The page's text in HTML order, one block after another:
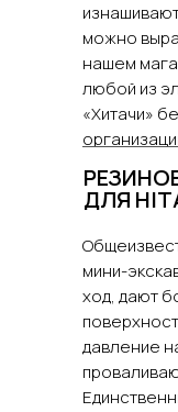
можно
нашем
любой из
«Хитачи»
ДЛЯ
мини-
ход, дают
давление